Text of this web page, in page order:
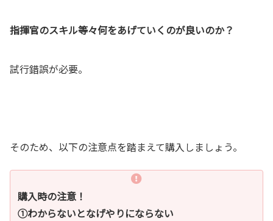
指揮官のスキル等々何をあげていくのが良いのか？
試行錯誤が必要。
そのため、以下の注意点を踏まえて購入しましょう。
購入時の注意！
①わからないとなげやりにならない